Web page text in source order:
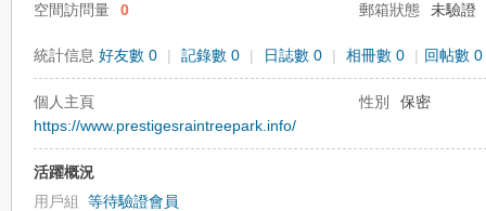
空間訪問量
0 郵箱狀態 未驗證
統計信息 好友數 0 | 記錄數 0 | 日誌數 0 | 相冊數 0 | 回帖數 0
個人主頁
https://www.prestigesraintreepark.info/
性別 保密
活躍概況
用戶組 等待驗證會員